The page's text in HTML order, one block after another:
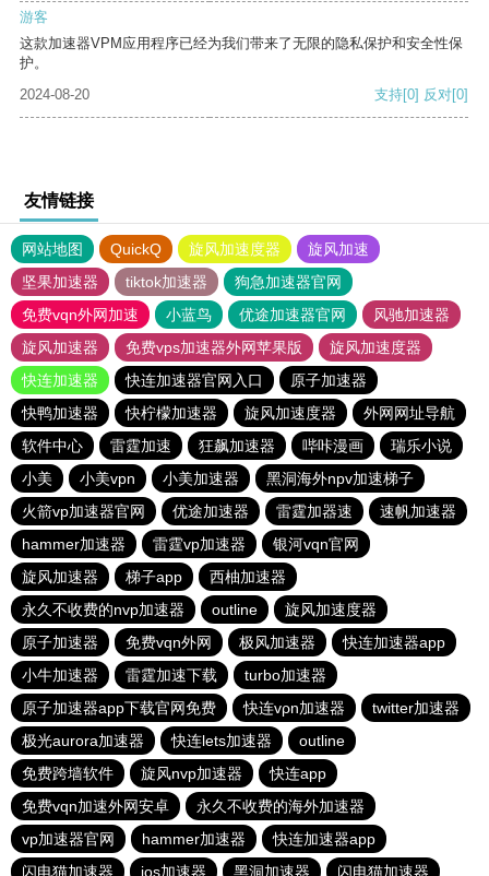
游客
这款加速器VPM应用程序已经为我们带来了无限的隐私保护和安全性保
护。
2024-08-20
支持[0] 反对[0]
友情链接
网站地图 QuickQ 旋风加速度器
旋风加速
坚果加速器
tiktok加速器
狗急加速器官网
免费vqn外网加速
小蓝鸟 优途加速器官网
风驰加速器
旋风加速器
免费vps加速器外网苹果版
旋风加速度器
快连加速器
快连加速器官网入口
原子加速器
快鸭加速器
快柠檬加速器 旋风加速度器
外网网址导航
软件中心
雷霆加速 狂飙加速器 哔咔漫画
瑞乐小说
小美
小美vpn 小美加速器
黑洞海外npv加速梯子
火箭vp加速器官网
优途加速器 雷霆加器速
速帆加速器
hammer加速器
雷霆vp加速器
银河vqn官网
旋风加速器
梯子app
西柚加速器
永久不收费的nvp加速器
outline
旋风加速度器
原子加速器
免费vqn外网 极风加速器
快连加速器app
小牛加速器
雷霆加速下载
turbo加速器
原子加速器app下载官网免费
快连vρn加速器
twitter加速器
极光aurora加速器
快连lets加速器
outline
免费跨墙软件
旋风nvp加速器
快连app
免费vqn加速外网安卓
永久不收费的海外加速器
vp加速器官网
hammer加速器
快连加速器app
闪电猫加速器
ios加速器 黑洞加速器 闪电猫加速器